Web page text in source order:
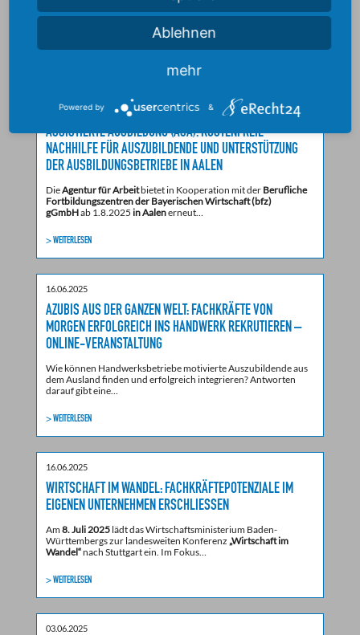
Wie kleine und mittlere Unternehmen (KMU) Künstliche
„Best Practices: Einführung von…
23.06.2025
ASSISTIERTE AUSBILDUNG (ASA): KOSTENFREIE
NACHHILFE FÜR AUSZUBILDENDE UND UNTERSTÜTZUNG
DER AUSBILDUNGSBETRIEBE IN AALEN
DieAgentur für Arbeitbietet in Kooperation mit der Berufliche
Fortbildungszentren der Bayerischen Wirtschaft (bfz)
gGmbHab 1.8.2025in Aalenerneut…
> WEITERLESEN
16.06.2025
AZUBIS AUS DER GANZEN WELT: FACHKRÄFTE VON
MORGEN ERFOLGREICH INS HANDWERK REKRUTIEREN –
ONLINE-VERANSTALTUNG
Wie können Handwerksbetriebe motivierte Auszubildende aus
dem Ausland finden und erfolgreich integrieren? Antworten
darauf gibt eine…
> WEITERLESEN
16.06.2025
WIRTSCHAFT IM WANDEL: FACHKRÄFTEPOTENZIALE IM
EIGENEN UNTERNEHMEN ERSCHLIESSEN
Am8. Juli 2025 lädt das Wirtschaftsministerium Baden-
Württembergs zur landesweiten Konferenz „Wirtschaft im
Wandel“nach Stuttgart ein. Im Fokus…
> WEITERLESEN
03.06.2025
Ablehnen
mehr
Powered by &